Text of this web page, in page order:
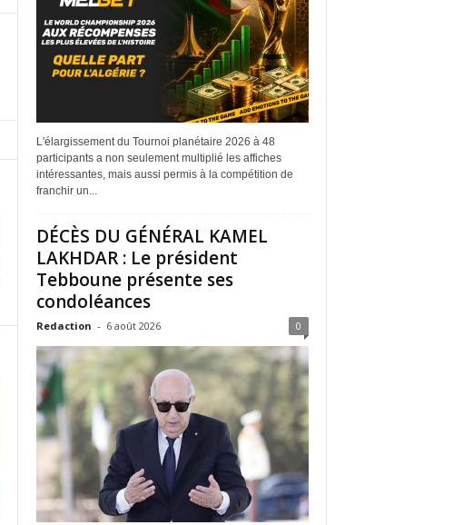
L'élargissement du Tournoi planétaire 2026 à 48
participants a non seulement multiplié les affiches
intéressantes, mais aussi permis à la compétition de
franchir un...
DÉCÈS DU GÉNÉRAL KAMEL
LAKHDAR : Le président
Tebboune présente ses
condoléances
Redaction - 6 août 2026 0